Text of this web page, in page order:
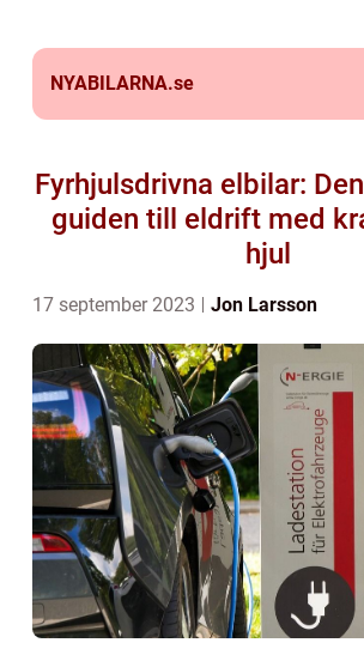
NYABILARNA.se
Fyrhjulsdrivna elbilar:
guiden till eldrift med
hjul
17 september 2023 Jon Larsson